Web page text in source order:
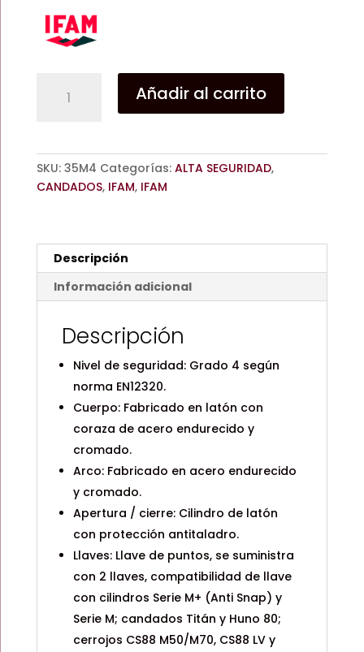
ARMOURED
DE
SEGURIDAD
/
IFAM
cantidad
Añadir al carrito
SKU: 35M4 Categorías: ALTA SEGURIDAD,
CANDADOS, IFAM, IFAM
Descripción
Información adicional
Descripción
Nivel de seguridad: Grado 4 según
norma EN12320.
Cuerpo: Fabricado en latón con
coraza de acero endurecido y
cromado.
Arco: Fabricado en acero endurecido
y cromado.
Apertura / cierre: Cilindro de latón
con protección antitaladro.
Llaves: Llave de puntos, se suministra
con 2 llaves, compatibilidad de llave
con cilindros Serie M+ (Anti Snap) y
Serie M; candados Titán y Huno 80;
cerrojos CS88 M50/M70, CS88 LV y